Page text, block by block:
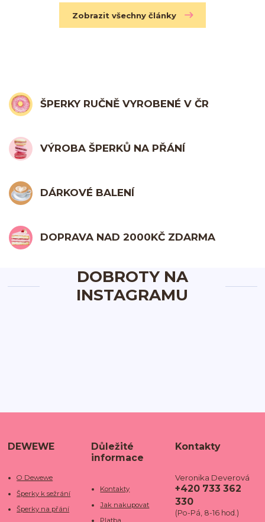
Zobrazit všechny články
ŠPERKY RUČNĚ VYROBENÉ V ČR
VÝROBA ŠPERKŮ NA PŘÁNÍ
DÁRKOVÉ BALENÍ
DOPRAVA NAD 2000KČ ZDARMA
DOBROTY NA
INSTAGRAMU
DEWEWE
O Dewewe
Šperky k sežrání
Šperky na přání
Důležité
informace
Kontakty
Jak nakupovat
Kontakty
Veronika Deverová
+420 733 362
330
(Po-Pá, 8-16 hod.)